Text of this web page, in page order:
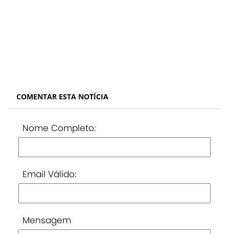
COMENTAR ESTA NOTÍCIA
Nome Completo:
Email Válido:
Mensagem